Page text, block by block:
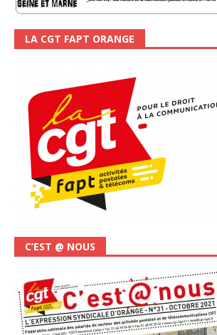
LA CGT FAPT ORANGE
C’EST @ NOUS